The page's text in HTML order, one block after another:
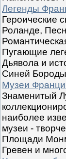
Легенды
Героические
Роланде,
Пугающие
Дьявола и
Синей
Музеи
Знаменитый
наиболее
музеи -
Площади
Гревен и